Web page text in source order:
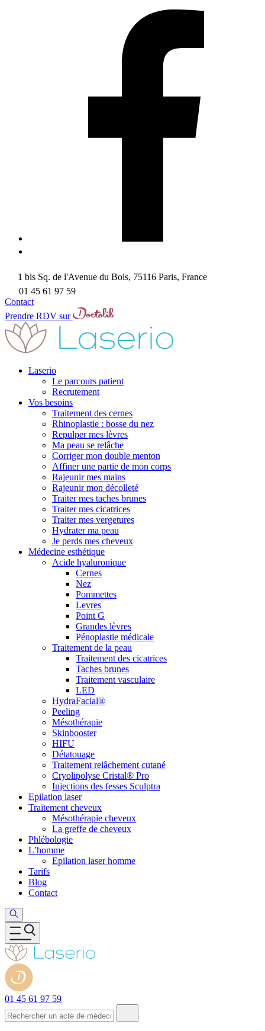
1 bis Sq. de l'Avenue du Bois, 75116 Paris, France
01 45 61 97 59
Contact
Prendre RDV sur
Laserio
Le parcours patient
Recrutement
Vos besoins
Traitement des cernes
Rhinoplastie : bosse du nez
Repulper mes lèvres
Ma peau se relâche
Corriger mon double menton
Affiner une partie de mon corps
Rajeunir mes mains
Rajeunir mon décolleté
Traiter mes taches brunes
Traiter mes cicatrices
Traiter mes vergetures
Hydrater ma peau
Je perds mes cheveux
Médecine esthétique
Acide hyaluronique
Cernes
Nez
Pommettes
Levres
Point G
Grandes lèvres
Pénoplastie médicale
Traitement de la peau
Traitement des cicatrices
Taches brunes
Traitement vasculaire
LED
HydraFacial®
Peeling
Mésothérapie
Skinbooster
HIFU
Détatouage
Traitement relâchement cutané
Cryolipolyse Cristal® Pro
Injections des fesses Sculptra
Epilation laser
Traitement cheveux
Mésothérapie cheveux
La greffe de cheveux
Phlébologie
L’homme
Epilation laser homme
Tarifs
Blog
Contact
01 45 61 97 59